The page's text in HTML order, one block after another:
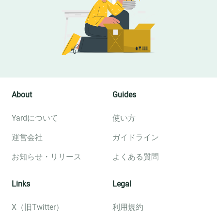
About
Yardについて
運営会社
お知らせ・リリース
Guides
使い方
ガイドライン
よくある質問
Links
X（旧Twitter）
Legal
利用規約